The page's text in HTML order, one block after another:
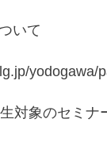
いて
yodogawa/
対象のセミナ